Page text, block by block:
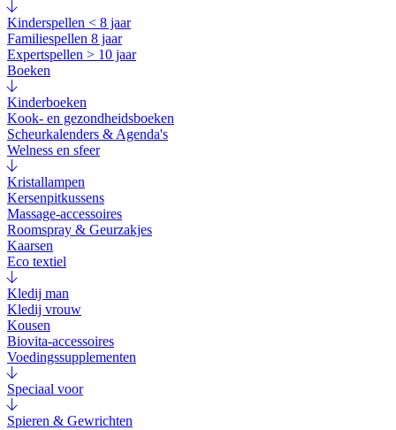
Kinderspellen < 8 jaar
Familiespellen 8 jaar
Expertspellen > 10 jaar
Boeken
Kinderboeken
Kook- en gezondheidsboeken
Scheurkalenders & Agenda's
Welness en sfeer
Kristallampen
Kersenpitkussens
Massage-accessoires
Roomspray & Geurzakjes
Kaarsen
Eco textiel
Kledij man
Kledij vrouw
Kousen
Biovita-accessoires
Voedingssupplementen
Speciaal voor
Spieren & Gewrichten